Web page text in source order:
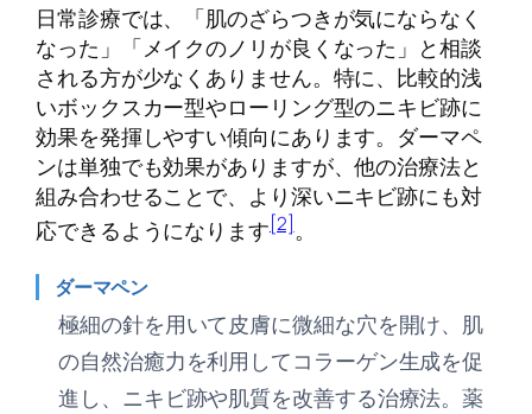
日常診療では、「肌のざらつきが気にならなく
なった」「メイクのノリが良くなった」と相談
される方が少なくありません。特に、比較的浅
いボックスカー型やローリング型のニキビ跡に
効果を発揮しやすい傾向にあります。ダーマペ
ンは単独でも効果がありますが、他の治療法と
組み合わせることで、より深いニキビ跡にも対
応できるようになります[2]。
ダーマペン
極細の針を用いて皮膚に微細な穴を開け、肌
の自然治癒力を利用してコラーゲン生成を促
進し、ニキビ跡や肌質を改善する治療法。薬